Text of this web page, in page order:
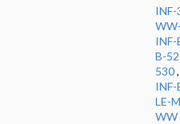
B-
530
INF-
LE-
WW